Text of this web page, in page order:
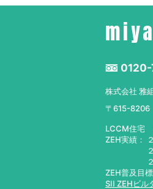
株式会社 雅組
〒615-8206
LCCM住宅
ZEH実績：
２０２２
２０２４
ZEH普及目
SII ZEHビル